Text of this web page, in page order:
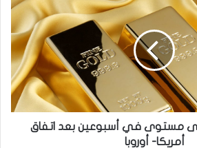
مستوى في أسبوعين بعد اتفاق
أمريكا- أوروبا